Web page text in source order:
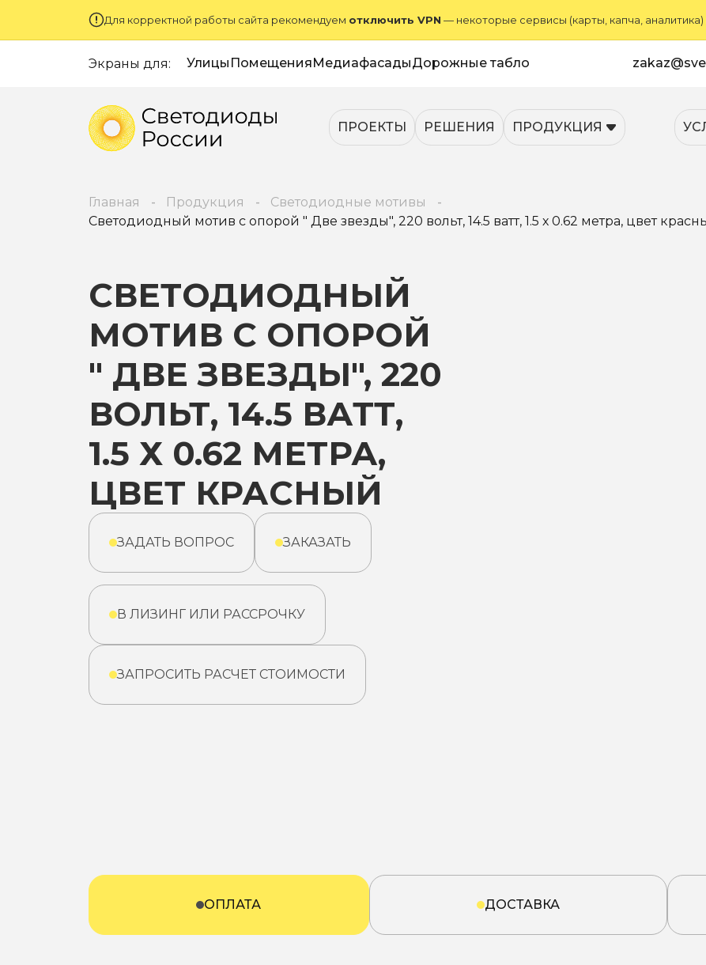
Для корректной работы сайта рекомендуем отключить VPN — некоторые сервисы (карты, капча,
Экраны для: Улицы ПомещенияМедиафасадыДорожные табло
ПРОЕКТЫ РЕШЕНИЯ ПРОДУКЦИЯ
Главная Продукция
Светодиодные мотивы
Светодиодный мотив с опорой " Две звезды", 220 вольт, 14.5 ватт, 1.5 х 0.62 метра, цвет
СВЕТОДИОДНЫЙ
МОТИВ С ОПОРОЙ
" ДВЕ ЗВЕЗДЫ", 220
ВОЛЬТ, 14.5 ВАТТ,
1.5 Х 0.62 МЕТРА,
ЦВЕТ КРАСНЫЙ
ЗАДАТЬ ВОПРОС ЗАКАЗАТЬ
В ЛИЗИНГ ИЛИ РАССРОЧКУ
ЗАПРОСИТЬ РАСЧЕТ СТОИМОСТИ
ОПЛАТА ДОСТАВКА